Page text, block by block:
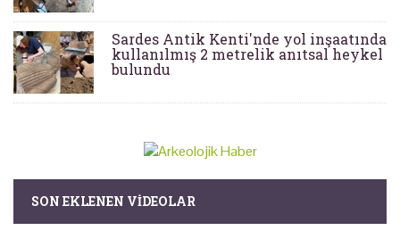
Sardes Antik Kenti'nde yol inşaatında
kullanılmış 2 metrelik anıtsal heykel
bulundu
SON EKLENEN VIDEOLAR